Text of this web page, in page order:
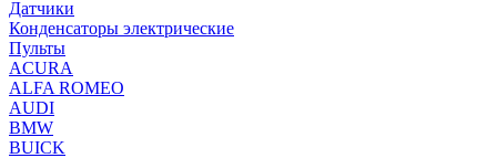
Датчики
Конденсаторы электрические
Пульты
ACURA
ALFA ROMEO
AUDI
BMW
BUICK